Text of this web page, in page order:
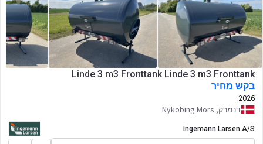
Linde 3 m3 Fronttank Linde 3 m3 Fronttank
בקש מחיר
2026
דנמרק, Nykobing Mors
Ingemann Larsen A/S